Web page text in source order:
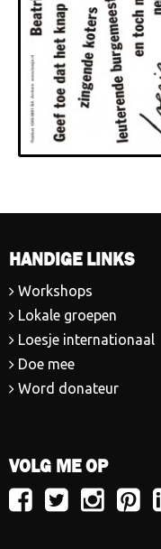
HANDIGE LINKS
Workshops
Lokale groepen
Loesje internationaal
Doe mee
Word donateur
VOLG ME OP
VolgVolgVolg